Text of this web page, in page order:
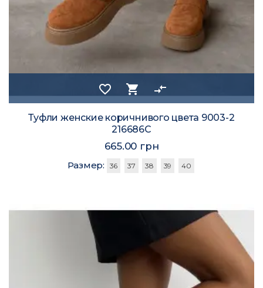
favorite_border shopping_cart compare_arrows
Туфли женские коричнивого цвета 9003-2
216686C
665.00 грн
Размер: 36 37 38 39 40